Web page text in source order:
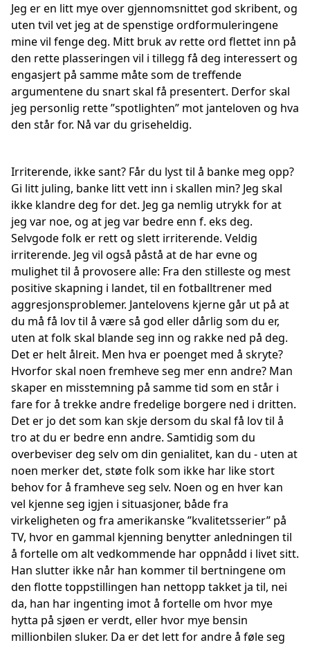
Jeg er en litt mye over gjennomsnittet god skribent, og
uten tvil vet jeg at de spenstige ordformuleringene
mine vil fenge deg. Mitt bruk av rette ord flettet inn på
den rette plasseringen vil i tillegg få deg interessert og
engasjert på samme måte som de treffende
argumentene du snart skal få presentert. Derfor skal
jeg personlig rette ”spotlighten” mot janteloven og hva
den står for. Nå var du griseheldig.
Irriterende, ikke sant? Får du lyst til å banke meg opp?
Gi litt juling, banke litt vett inn i skallen min? Jeg skal
ikke klandre deg for det. Jeg ga nemlig utrykk for at
jeg var noe, og at jeg var bedre enn f. eks deg.
Selvgode folk er rett og slett irriterende. Veldig
irriterende. Jeg vil også påstå at de har evne og
mulighet til å provosere alle: Fra den stilleste og mest
positive skapning i landet, til en fotballtrener med
aggresjonsproblemer. Jantelovens kjerne går ut på at
du må få lov til å være så god eller dårlig som du er,
uten at folk skal blande seg inn og rakke ned på deg.
Det er helt ålreit. Men hva er poenget med å skryte?
Hvorfor skal noen fremheve seg mer enn andre? Man
skaper en misstemning på samme tid som en står i
fare for å trekke andre fredelige borgere ned i dritten.
Det er jo det som kan skje dersom du skal få lov til å
tro at du er bedre enn andre. Samtidig som du
overbeviser deg selv om din genialitet, kan du - uten at
noen merker det, støte folk som ikke har like stort
behov for å framheve seg selv. Noen og en hver kan
vel kjenne seg igjen i situasjoner, både fra
virkeligheten og fra amerikanske ”kvalitetsserier” på
TV, hvor en gammal kjenning benytter anledningen til
å fortelle om alt vedkommende har oppnådd i livet sitt.
Han slutter ikke når han kommer til bertningene om
den flotte toppstillingen han nettopp takket ja til, nei
da, han har ingenting imot å fortelle om hvor mye
hytta på sjøen er verdt, eller hvor mye bensin
millionbilen sluker. Da er det lett for andre å føle seg